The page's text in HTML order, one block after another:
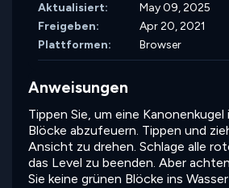
Aktualisiert:
May 09, 2025
Freigeben:
Apr 20, 2021
Plattformen:
Browser
Anweisungen
Tippen Sie, um eine
Blöcke abzufeuern. Tippen und
Ansicht zu drehen. Schlage alle
das Level zu beenden. Aber
Sie keine grünen Blöcke ins